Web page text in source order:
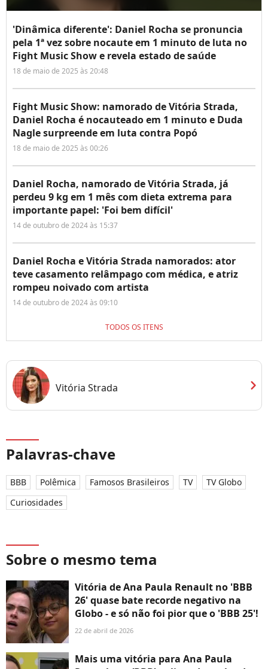
'Dinâmica diferente': Daniel Rocha se pronuncia
pela 1ª vez sobre nocaute em 1 minuto de luta no
Fight Music Show e revela estado de saúde
18 de maio de 2025 às 20:48
Fight Music Show: namorado de Vitória Strada,
Daniel Rocha é nocauteado em 1 minuto e Duda
Nagle surpreende em luta contra Popó
18 de maio de 2025 às 00:26
Daniel Rocha, namorado de Vitória Strada, já
perdeu 9 kg em 1 mês com dieta extrema para
importante papel: 'Foi bem difícil'
14 de outubro de 2024 às 15:37
Daniel Rocha e Vitória Strada namorados: ator
teve casamento relâmpago com médica, e atriz
rompeu noivado com artista
14 de outubro de 2024 às 09:10
TODOS OS ITENS
Vitória Strada chevron_right
Palavras-chave
BBB Polêmica Famosos Brasileiros TV
TV Globo
Curiosidades
Sobre o mesmo tema
Vitória de Ana Paula Renault no 'BBB
26' quase bate recorde negativo na
Globo - e só não foi pior que o 'BBB 25'!
22 de abril de 2026
Mais uma vitória para Ana Paula